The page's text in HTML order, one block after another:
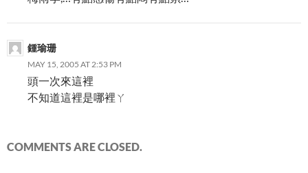
鍾瑜珊
MAY 15, 2005 AT 2:53 PM
頭一次來這裡
不知道這裡是哪裡ㄚ
COMMENTS ARE CLOSED.